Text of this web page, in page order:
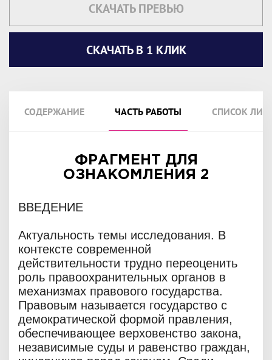
СКАЧАТЬ ПРЕВЬЮ
СКАЧАТЬ В 1 КЛИК
СОДЕРЖАНИЕ ЧАСТЬ РАБОТЫ СПИСОК
ФРАГМЕНТ ДЛЯ
ОЗНАКОМЛЕНИЯ 2
ВВЕДЕНИЕ
Актуальность темы исследования. В
контексте современной
действительности трудно переоценить
роль правоохранительных органов в
механизмах правового государства.
Правовым называется государство с
демократической формой правления,
обеспечивающее верховенство закона,
независимые суды и равенство граждан,